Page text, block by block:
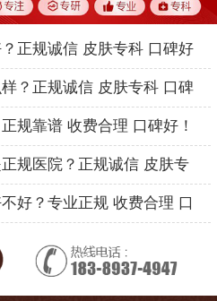
正规诚信 皮肤专科 口碑好
？正规诚信 皮肤专科 口碑
规靠谱 收费合理 口碑好！
规医院？正规诚信 皮肤专
好？专业正规 收费合理 口